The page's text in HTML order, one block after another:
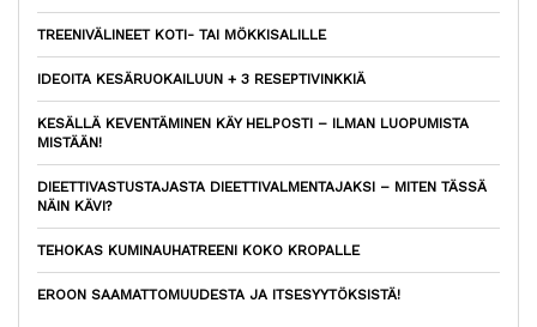
TREENIVÄLINEET KOTI- TAI MÖKKISALILLE
IDEOITA KESÄRUOKAILUUN + 3 RESEPTIVINKKIÄ
KESÄLLÄ KEVENTÄMINEN KÄY HELPOSTI – ILMAN LUOPUMISTA
MISTÄÄN!
DIEETTIVASTUSTAJASTA DIEETTIVALMENTAJAKSI – MITEN TÄSSÄ
NÄIN KÄVI?
TEHOKAS KUMINAUHATREENI KOKO KROPALLE
EROON SAAMATTOMUUDESTA JA ITSESYYTÖKSISTÄ!